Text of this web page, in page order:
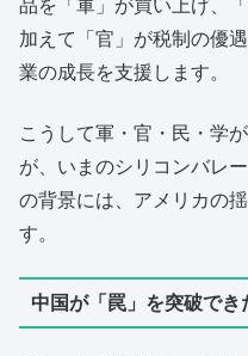
品を「軍」が買い上げ、
加えて「官」が税制の優
業の成長を支援します。
こうして軍・官・民・学
が、いまのシリコンバレ
の背景には、アメリカの
す。
中国が「罠」を突破でき